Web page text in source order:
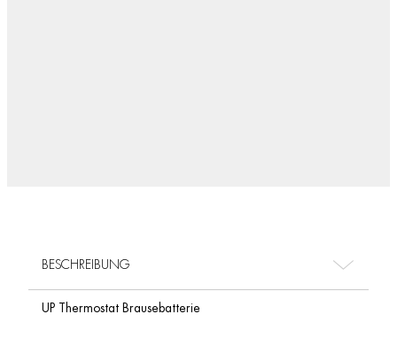
BESCHREIBUNG
UP Thermostat Brausebatterie